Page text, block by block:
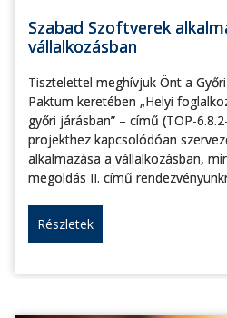
Szabad Szoftverek
vállalkozásban
Tisztelettel meghívjuk Önt a
Paktum keretében „Helyi
győri járásban” – című (TOP-
projekthez kapcsolódóan
alkalmazása a vállalkozásban,
megoldás II. című
Részletek